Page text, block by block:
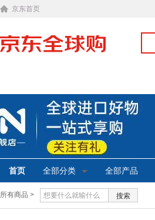
京东首页
首页 全部分类 全部产品
所有商品 > 搜索